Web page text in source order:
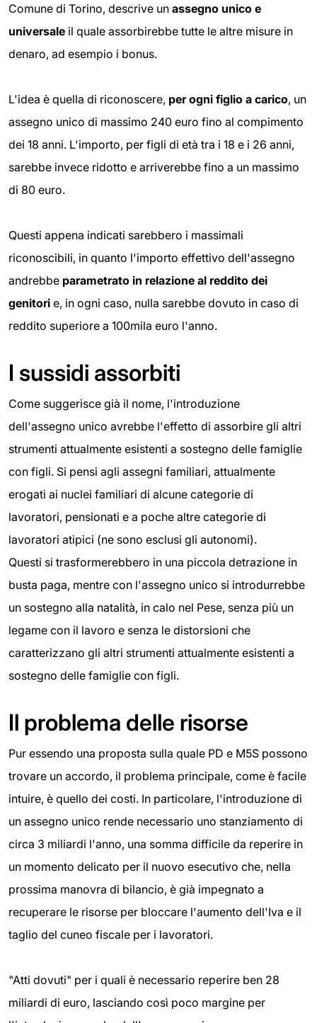
Comune di Torino, descrive un assegno unico e
universale il quale assorbirebbe tutte le altre misure in
denaro, ad esempio i bonus.
L'idea è quella di riconoscere, per ogni figlio a carico, un
assegno unico di massimo 240 euro fino al compimento
dei 18 anni. L'importo, per figli di età tra i 18 e i 26 anni,
sarebbe invece ridotto e arriverebbe fino a un massimo
di 80 euro.
Questi appena indicati sarebbero i massimali
riconoscibili, in quanto l'importo effettivo dell'assegno
andrebbe parametrato in relazione al reddito dei
genitori e, in ogni caso, nulla sarebbe dovuto in caso di
reddito superiore a 100mila euro l'anno.
I sussidi assorbiti
Come suggerisce già il nome, l'introduzione
dell'assegno unico avrebbe l'effetto di assorbire gli altri
strumenti attualmente esistenti a sostegno delle famiglie
con figli. Si pensi agli assegni familiari, attualmente
erogati ai nuclei familiari di alcune categorie di
lavoratori, pensionati e a poche altre categorie di
lavoratori atipici (ne sono esclusi gli autonomi).
Questi si trasformerebbero in una piccola detrazione in
busta paga, mentre con l'assegno unico si introdurrebbe
un sostegno alla natalità, in calo nel Pese, senza più un
legame con il lavoro e senza le distorsioni che
caratterizzano gli altri strumenti attualmente esistenti a
sostegno delle famiglie con figli.
Il problema delle risorse
Pur essendo una proposta sulla quale PD e M5S possono
trovare un accordo, il problema principale, come è facile
intuire, è quello dei costi. In particolare, l'introduzione di
un assegno unico rende necessario uno stanziamento di
circa 3 miliardi l'anno, una somma difficile da reperire in
un momento delicato per il nuovo esecutivo che, nella
prossima manovra di bilancio, è già impegnato a
recuperare le risorse per bloccare l'aumento dell'Iva e il
taglio del cuneo fiscale per i lavoratori.
"Atti dovuti" per i quali è necessario reperire ben 28
miliardi di euro, lasciando così poco margine per